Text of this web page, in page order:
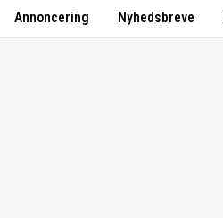
Annoncering Nyhedsbreve